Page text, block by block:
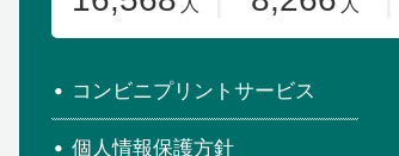
コンビニプリントサービス
個人情報保護方針